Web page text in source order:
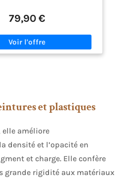
79,90 €
et plastiques
elle améliore
densité et l’opacité en
et charge. Elle confère
grande rigidité aux matériaux